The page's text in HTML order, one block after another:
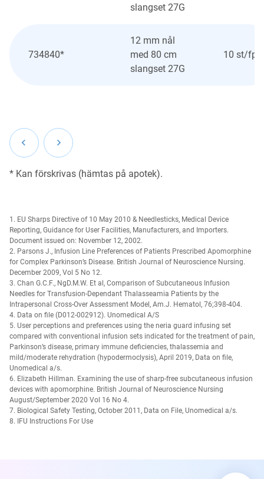
slangset 27G
734840*
12 mm nål
med 80 cm
slangset 27G
10 st/fp
* Kan förskrivas (hämtas på apotek).
1. EU Sharps Directive of 10 May 2010 & Needlesticks, Medical Device
Reporting, Guidance for User Facilities, Manufacturers, and Importers.
Document issued on: November 12, 2002.
2. Parsons J., Infusion Line Preferences of Patients Prescribed Apomorphine
for Complex Parkinson’s Disease. British Journal of Neuroscience Nursing.
December 2009, Vol 5 No 12.
3. Chan G.C.F., NgD.M.W. Et al, Comparison of Subcutaneous Infusion
Needles for Transfusion-Dependant Thalasseamia Patients by the
Intrapersonal Cross-Over Assessment Model, Am.J. Hematol, 76;398-404.
4. Data on file (D012-002912). Unomedical A/S
5. User perceptions and preferences using the neria guard infusing set
compared with conventional infusion sets indicated for the treatment of pain,
Parkinson’s disease, primary immune deficiencies, thalassemia and
mild/moderate rehydration (hypodermoclysis), April 2019, Data on file,
Unomedical a/s.
6. Elizabeth Hillman. Examining the use of sharp-free subcutaneous infusion
devices with apomorphine. British Journal of Neuroscience Nursing
August/September 2020 Vol 16 No 4.
7. Biological Safety Testing, October 2011, Data on File, Unomedical a/s.
8. IFU Instructions For Use